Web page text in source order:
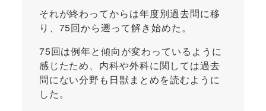
それが終わってからは年度別過去問に移
り、75回から遡って解き始めた。
75回は例年と傾向が変わっているように
感じたため、内科や外科に関しては過去
問にない分野も日獣まとめを読むように
した。